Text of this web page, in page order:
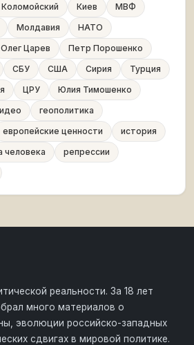
Киев
МВФ
Молдавия
НАТО
Олег Царев
Петр Порошенко
СБУ США Сирия
Турция
ЦРУ
Юлия Тимошенко
геополитика
европейские ценности
история
человека
репрессии
реальности. За 18 лет
много материалов о
эволюции российско-западных
сдвигах в мировой политике.